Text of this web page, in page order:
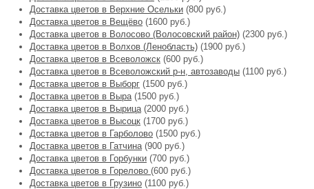
Доставка цветов в Верхние Осельки (800 руб.)
Доставка цветов в Вещёво (1600 руб.)
Доставка цветов в Волосово (Волосовский район) (2300 руб.)
Доставка цветов в Волхов (Ленобласть) (1900 руб.)
Доставка цветов в Всеволожск (600 руб.)
Доставка цветов в Всеволожский р-н, автозаводы (1100 руб.)
Доставка цветов в Выборг (1500 руб.)
Доставка цветов в Выра(1500 руб.)
Доставка цветов в Вырица(2000 руб.)
Доставка цветов в Высоцк (1700 руб.)
Доставка цветов в Гарболово (1500 руб.)
Доставка цветов в Гатчина(900 руб.)
Доставка цветов в Горбунки (700 руб.)
Доставка цветов в Горелово (600 руб.)
Доставка цветов в Грузино (1100 руб.)